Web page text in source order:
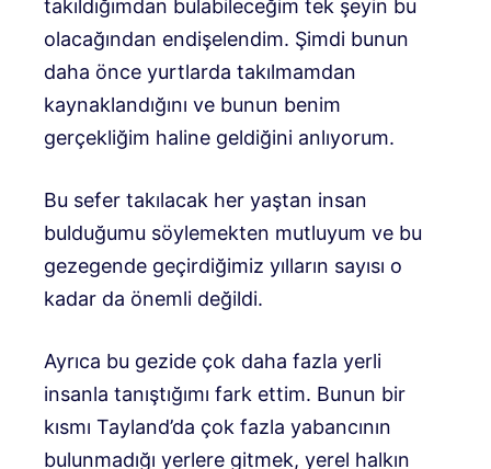
takıldığımdan bulabileceğim tek şeyin bu
olacağından endişelendim. Şimdi bunun
daha önce yurtlarda takılmamdan
kaynaklandığını ve bunun benim
gerçekliğim haline geldiğini anlıyorum.
Bu sefer takılacak her yaştan insan
bulduğumu söylemekten mutluyum ve bu
gezegende geçirdiğimiz yılların sayısı o
kadar da önemli değildi.
Ayrıca bu gezide çok daha fazla yerli
insanla tanıştığımı fark ettim. Bunun bir
kısmı Tayland’da çok fazla yabancının
bulunmadığı yerlere gitmek, yerel halkın